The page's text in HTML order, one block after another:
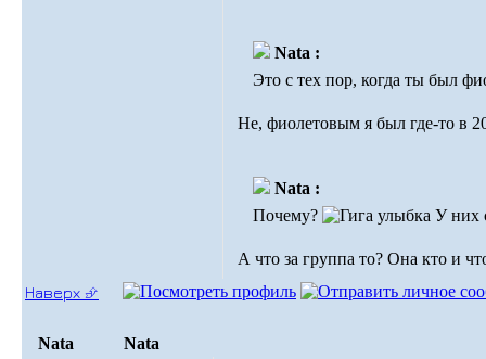
Nata :
Это с тех пор, когда ты был
Не, фиолетовым я был где-то в
Nata :
Почему?
У них
А что за группа то? Она кто и
Наверх ⮵
Nata Nata